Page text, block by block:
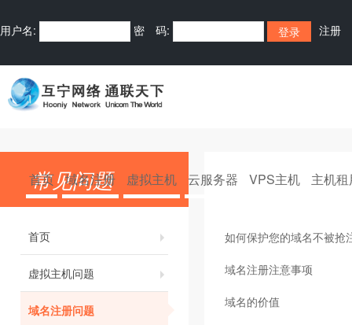
用户名: 密 码: 注册
首页 域名注册 虚拟主机 云服务器 VPS主机 主机
常见问题
首页
虚拟主机问题
域名注册问题
如何保护您的域名不被抢
域名注册注意事项
域名的价值